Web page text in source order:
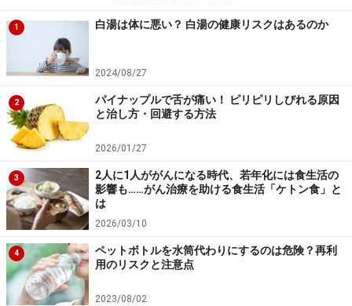
1 白湯は体に悪い？ 白湯の健康リスクはあるのか
2024/08/27
2
パイナップルで舌が痛い！ ピリピリしびれる原因
と治し方・回避する方法
2026/01/27
3
2人に1人ががんになる時代、若年化には食生活の
影響も……がん治療を助ける食生活「ケトン食」と
は
2026/03/10
4
ペットボトルを水筒代わりにするのは危険？再利
用のリスクと注意点
2023/08/02